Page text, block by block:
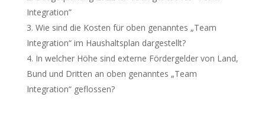
Integration”
Wie sind die Kosten für oben genanntes „Team
Integration“ im Haushaltsplan dargestellt?
In welcher Höhe sind externe Fördergelder von Land,
Bund und Dritten an oben genanntes „Team
Integration“ geflossen?